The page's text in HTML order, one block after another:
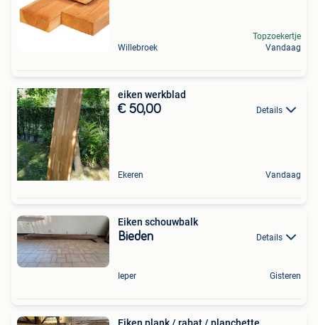
Willebroek
Topzoekertje
Vandaag
eiken werkblad
€ 50,00 Details
Ekeren Vandaag
Eiken schouwbalk
Bieden Details
Ieper Gisteren